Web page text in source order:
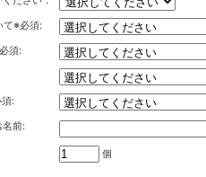
て※必須:
須:
:
名前:
個